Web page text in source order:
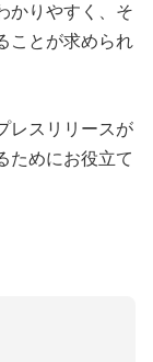
かりやすく、そ
ことが求められ
レスリリースが
ためにお役立て